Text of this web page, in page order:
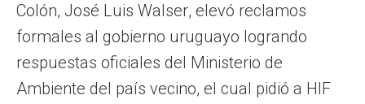
Colón, José Luis Walser, elevó reclamos
formales al gobierno uruguayo logrando
respuestas oficiales del Ministerio de
Ambiente del país vecino, el cual pidió a HIF